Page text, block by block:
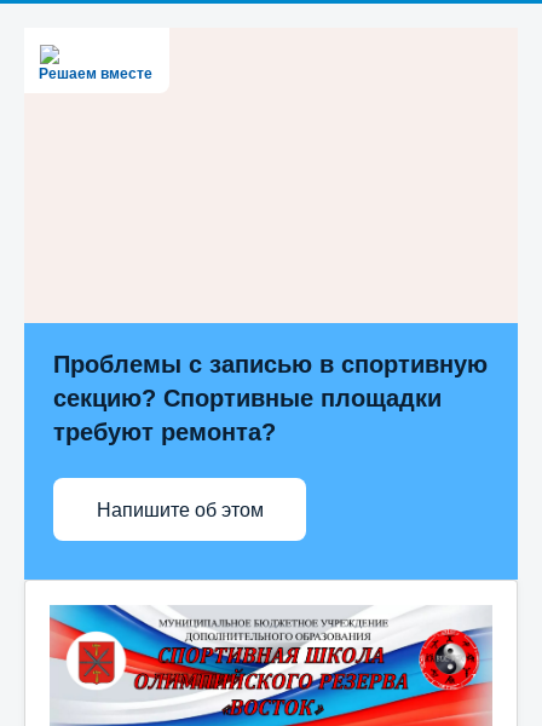
Решаем вместе
Проблемы с записью в спортивную
секцию? Спортивные площадки
требуют ремонта?
Напишите об этом